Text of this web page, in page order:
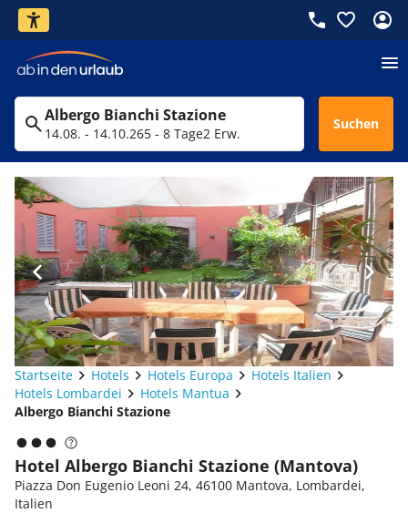
Albergo Bianchi Stazione
14.08. - 14.10.265 - 8 Tage2 Erw.
Suchen
Startseite Hotels Hotels Europa
Hotels Italien
Hotels Lombardei
Hotels Mantua
Albergo Bianchi Stazione
Hotel Albergo Bianchi Stazione (Mantova)
Piazza Don Eugenio Leoni 24, 46100 Mantova, Lombardei,
Italien